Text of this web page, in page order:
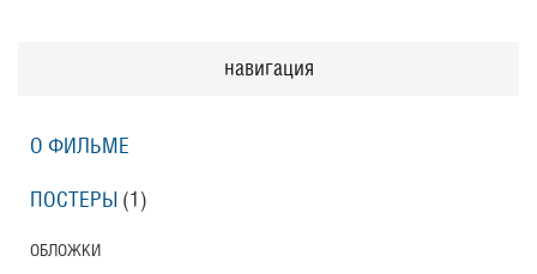
навигация
О ФИЛЬМЕ
ПОСТЕРЫ (1)
ОБЛОЖКИ